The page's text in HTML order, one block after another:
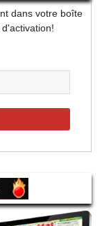
dans votre boîte